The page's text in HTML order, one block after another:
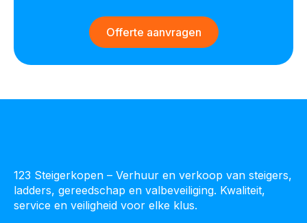
Offerte aanvragen
123 Steigerkopen – Verhuur en verkoop van steigers,
ladders, gereedschap en valbeveiliging. Kwaliteit,
service en veiligheid voor elke klus.